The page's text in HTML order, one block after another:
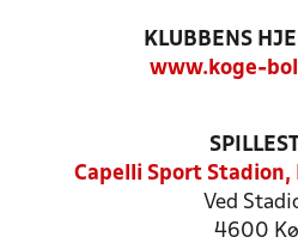
KLUBBENS
www.koge-
Capelli Sport
Ved
4600